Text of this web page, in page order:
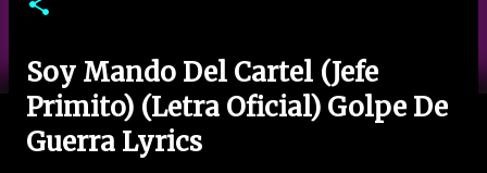
Soy Mando Del Cartel (Jefe
Primito) (Letra Oficial) Golpe De
Guerra Lyrics